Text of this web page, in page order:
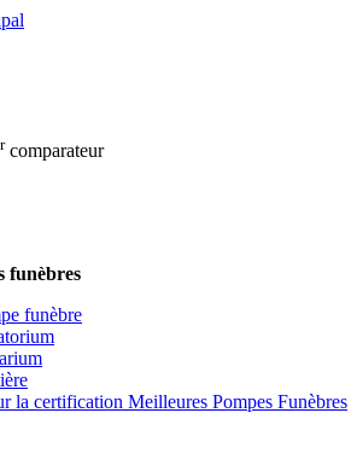
comparateur
funèbres
funèbre
la certification Meilleures Pompes Funèbres